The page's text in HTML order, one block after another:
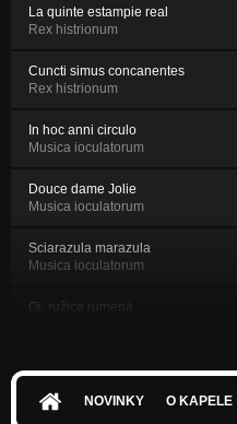
La quinte estampie real
Rex histrionum
Cuncti simus concanentes
Rex histrionum
In hoc anni circulo
Musica ioculatorum
Douce dame Jolie
Musica ioculatorum
Sciarazula marazula
Musica ioculatorum
Oj, ružice rumená
NOVINKY O KAPELE